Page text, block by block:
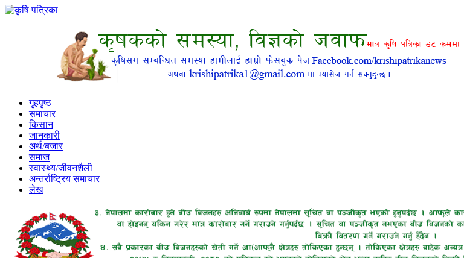
गृहपृष्ठ
समाचार
किसान
जानकारी
अर्थ/बजार
समाज
स्वास्थ्य/जीवनशैली
अन्तर्राष्ट्रिय समाचार
लेख